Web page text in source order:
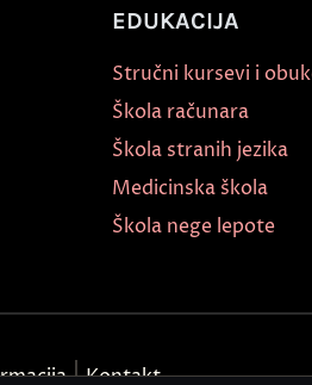
EDUKACIJA
Stručni kursevi i
Škola računara
Škola stranih jezika
Medicinska škola
Škola nege lepote
Kontakt